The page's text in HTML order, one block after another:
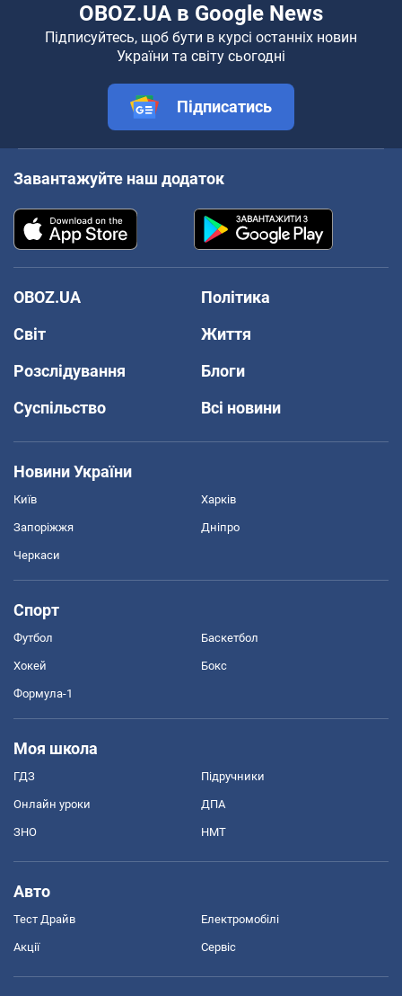
OBOZ.UA в Google News
Підписуйтесь, щоб бути в курсі останніх новин
України та світу сьогодні
Підписатись
Завантажуйте наш додаток
OBOZ.UA
Політика
Світ
Життя
Розслідування
Блоги
Суспільство
Всі новини
Новини України
Київ Харків
Запоріжжя Дніпро
Черкаси
Спорт
Футбол Баскетбол
Хокей Бокс
Формула-1
Моя школа
ГДЗ Підручники
Онлайн уроки ДПА
ЗНО НМТ
Авто
Тест Драйв Електромобілі
Акції Сервіс